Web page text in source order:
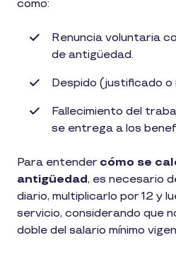
como:
Renuncia voluntaria
de antigüedad.
Despido (justificado o
Fallecimiento del
se entrega a los
Para entender cómo se
antigüedad, es necesario
diario, multiplicarlo por 12 y
servicio, considerando que
doble del salario mínimo